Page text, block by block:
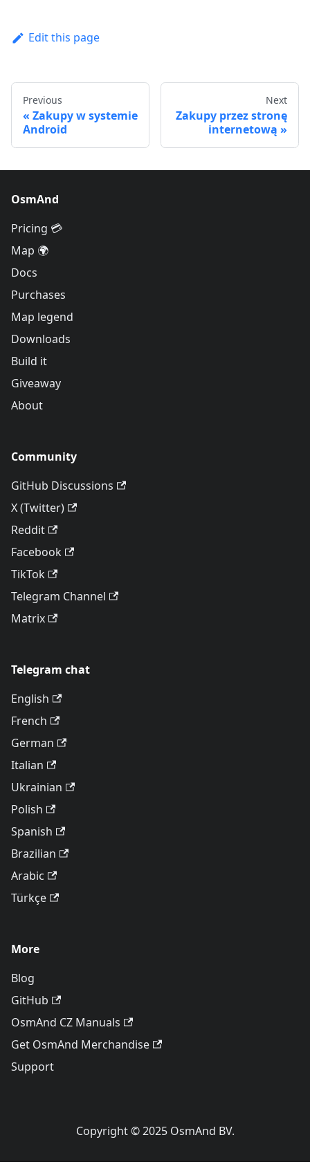
Edit this page
Previous
Zakupy w systemie
Android
Next
Zakupy przez stronę
internetową
OsmAnd
Pricing 💳
Map 🌍
Docs
Purchases
Map legend
Downloads
Build it
Giveaway
About
Community
GitHub Discussions
X (Twitter)
Reddit
Facebook
TikTok
Telegram Channel
Matrix
Telegram chat
English
French
German
Italian
Ukrainian
Polish
Spanish
Brazilian
Arabic
Türkçe
More
Blog
GitHub
OsmAnd CZ Manuals
Get OsmAnd Merchandise
Support
Copyright © 2025 OsmAnd BV.